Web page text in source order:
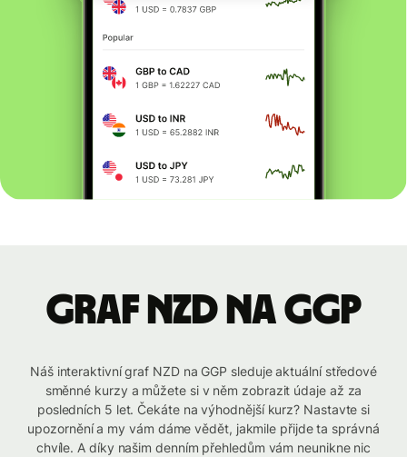
graf NZD na GGP
Náš interaktivní graf NZD na GGP sleduje aktuální středové
směnné kurzy a můžete si v něm zobrazit údaje až za
posledních 5 let. Čekáte na výhodnější kurz? Nastavte si
upozornění a my vám dáme vědět, jakmile přijde ta správná
chvíle. A díky našim denním přehledům vám neunikne nic